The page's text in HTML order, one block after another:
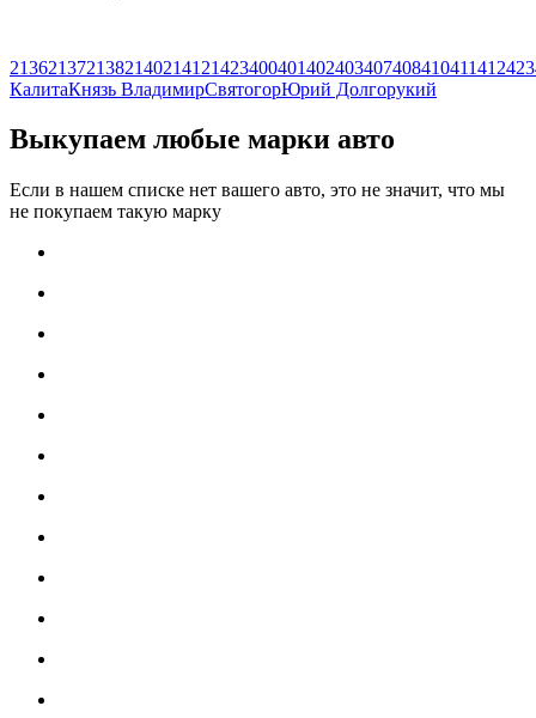
21362137213821402141 21423400401402403407408410411412423
КалитаКнязь ВладимирСвятогорЮрий Долгорукий
Выкупаем любые марки авто
Если в нашем списке нет вашего авто, это не значит, что мы
не покупаем такую марку